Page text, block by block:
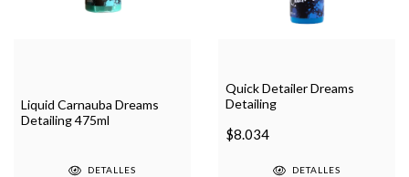
Liquid Carnauba Dreams
Detailing 475ml
DETALLES
Quick Detailer Dreams
Detailing
$8.034
DETALLES